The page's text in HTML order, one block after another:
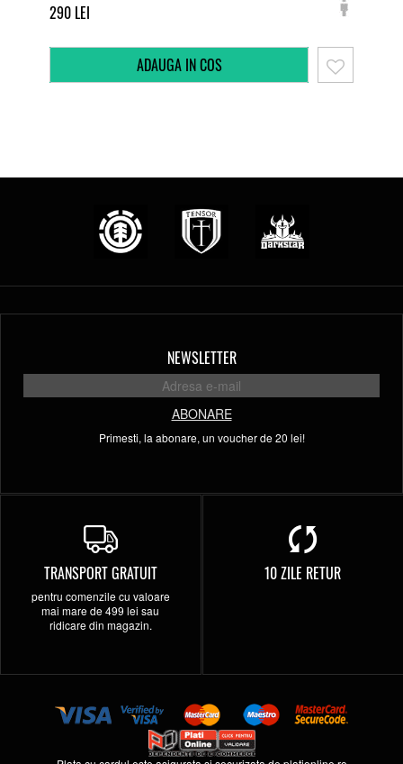
290
NEWSLETTER
ABONARE
Primesti, la abonare, un voucher de 20 lei!
TRANSPORT GRATUIT
pentru comenzile cu valoare
mai mare de 499 lei sau
ridicare din magazin.
10 ZILE RETUR